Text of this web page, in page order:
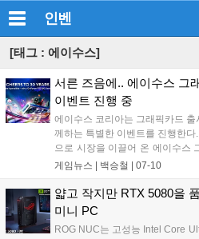
인벤
[태그 : 에이수스]
서른 즈음에.. 에이수스 그
이벤트 진행 중
에이수스 코리아는 그래픽카드
께하는 특별한 이벤트를 진행한
으로 시장을 이끌어 온 에이수스
이번 이벤트는 오는 10월 7일까
파크에서 진행되며, 참가자들은
경품 추첨에 응모할 수 있다. SNS
인트를 획득할 수 있으며, 8월 19
될 예정이다. 7, 8, 10월에 추첨
게임뉴스 | 백승철 07-10
얇고 작지만 RTX 5080을
미니 PC
ROG NUC는 고성능 Intel Core